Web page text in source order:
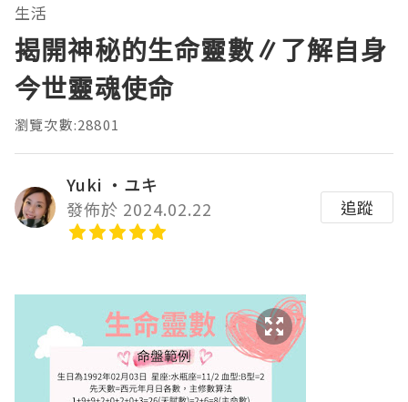
生活
揭開神秘的生命靈數∥了解自身
今世靈魂使命
瀏覽次數:28801
Yuki ‧ユキ
發佈於 2024.02.22
追蹤